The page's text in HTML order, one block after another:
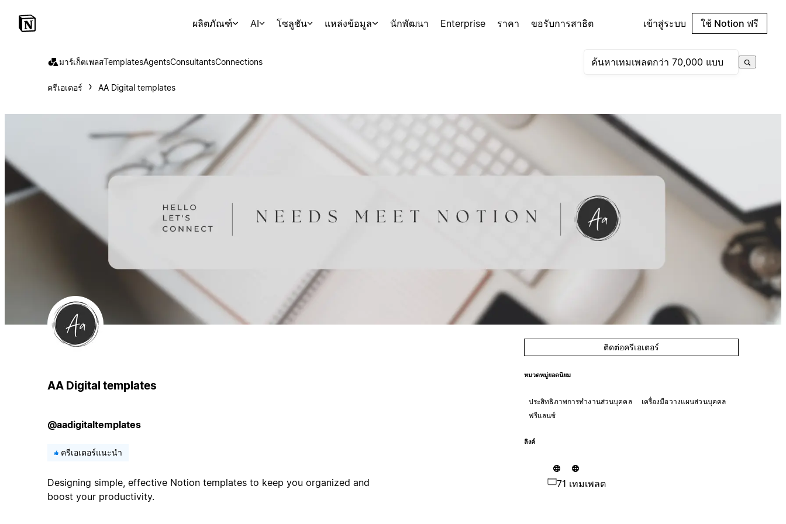
ผลิตภัณฑ์ AI โซลูชัน แหล่งข้อมูล นักพัฒนา Enterprise ราคา ขอรับการสาธิต เข้าสู่ระบบ ใช้ Notion ฟรี
มาร์เก็ตเพลสTemplatesAgentsConsultantsConnections
ครีเอเตอร์ AA Digital templates
AA Digital templates
@aadigitaltemplates
ครีเอเตอร์แนะนำ
Designing simple, effective Notion templates to keep you organized and
boost your productivity.
ติดต่อครีเอเตอร์
หมวดหมู่ยอดนิยม
ประสิทธิภาพการทำงานส่วนบุคคล
เครื่องมือวางแผนส่วนบุคคล
ฟรีแลนซ์
ลิงค์
71 เทมเพลต